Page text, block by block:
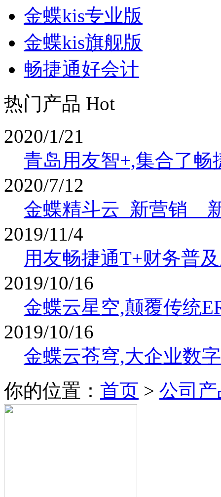
金蝶kis专业版
金蝶kis旗舰版
畅捷通好会计
热门产品 Hot
2020/1/21
青岛用友智+,集合了畅
2020/7/12
金蝶精斗云_新营销 _
2019/11/4
用友畅捷通T+财务普
2019/10/16
金蝶云星空,颠覆传统
2019/10/16
金蝶云苍穹,大企业数
你的位置： 首页 > 公司